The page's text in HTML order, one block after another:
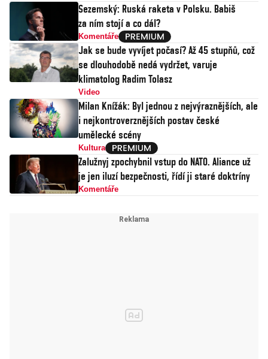
Sezemský: Ruská raketa v Polsku. Babiš
za ním stojí a co dál?
Komentáře
Jak se bude vyvíjet počasí? Až 45 stupňů, což
se dlouhodobě nedá vydržet, varuje
klimatolog Radim Tolasz
Video
Milan Knížák: Byl jednou z nejvýraznějších, ale
i nejkontroverznějších postav české
umělecké scény
Kultura
Zalužnyj zpochybnil vstup do NATO. Aliance už
je jen iluzí bezpečnosti, řídí ji staré doktríny
Komentáře